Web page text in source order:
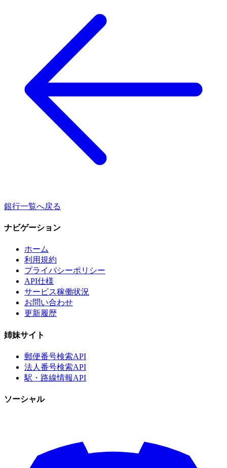
銀行一覧へ戻る
ナビゲーション
ホーム
利用規約
プライバシーポリシー
API仕様
サービス稼働状況
お問い合わせ
更新履歴
姉妹サイト
郵便番号検索API
法人番号検索API
駅・路線情報API
ソーシャル